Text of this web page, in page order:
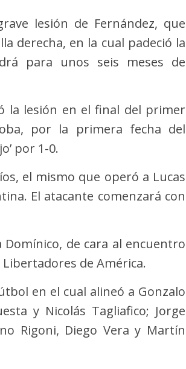
lesión de Fernández, que
derecha, en la cual padeció la
para unos seis meses de
la lesión en el final del primer
por la primera fecha del
por 1-0.
el mismo que operó a Lucas
El atacante comenzará con
de cara al encuentro
de América.
en el cual alineó a Gonzalo
y Nicolás Tagliafico; Jorge
Rigoni, Diego Vera y Martín